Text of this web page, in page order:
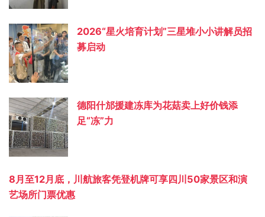
2026“星火培育计划”三星堆小小讲解员招
募启动
德阳什邡援建冻库为花菇卖上好价钱添
足“冻”力
8月至12月底，川航旅客凭登机牌可享四川50家景区和演
艺场所门票优惠